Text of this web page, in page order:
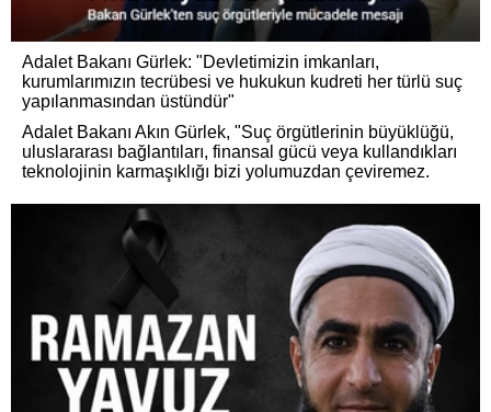
Adalet Bakanı Gürlek: "Devletimizin imkanları,
kurumlarımızın tecrübesi ve hukukun kudreti her türlü suç
yapılanmasından üstündür"
Adalet Bakanı Akın Gürlek, "Suç örgütlerinin büyüklüğü,
uluslararası bağlantıları, finansal gücü veya kullandıkları
teknolojinin karmaşıklığı bizi yolumuzdan çeviremez.